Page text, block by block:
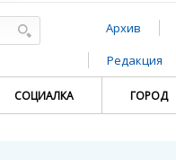
Архив
Редакция
СОЦИАЛКА ГОРОД